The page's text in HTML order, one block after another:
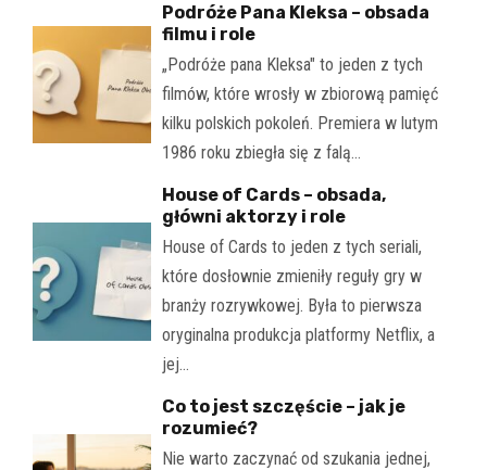
Podróże Pana Kleksa – obsada
filmu i role
„Podróże pana Kleksa" to jeden z tych
filmów, które wrosły w zbiorową pamięć
kilku polskich pokoleń. Premiera w lutym
1986 roku zbiegła się z falą…
House of Cards – obsada,
główni aktorzy i role
House of Cards to jeden z tych seriali,
które dosłownie zmieniły reguły gry w
branży rozrywkowej. Była to pierwsza
oryginalna produkcja platformy Netflix, a
jej…
Co to jest szczęście – jak je
rozumieć?
Nie warto zaczynać od szukania jednej,